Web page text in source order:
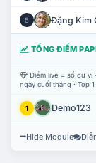
5 Đặng Kim
TỔNG ĐIỂM
Điểm live = số dư ví
ngày cuối tháng · Top
1 Demo123
Hide Module